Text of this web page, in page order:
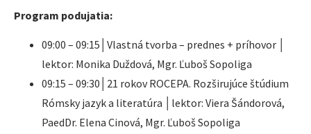
Program podujatia:
09:00 – 09:15│Vlastná tvorba – prednes + príhovor │
lektor: Monika Duždová, Mgr. Ľuboš Sopoliga
09:15 – 09:30│21 rokov ROCEPA. Rozširujúce štúdium
Rómsky jazyk a literatúra │lektor: Viera Šándorová,
PaedDr. Elena Cinová, Mgr. Ľuboš Sopoliga